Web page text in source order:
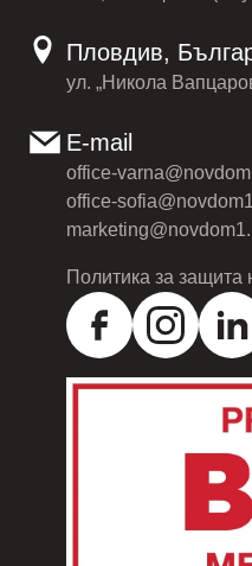
Пловдив,
ул. „Никола
E-mail
office-
office-
Политика за защита